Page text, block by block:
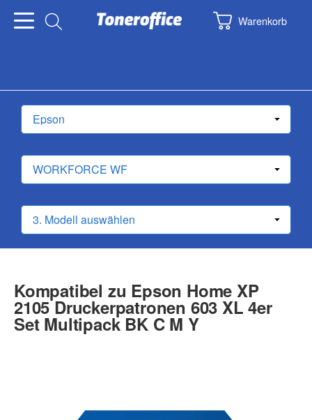
Warenkorb
Kompatibel zu Epson Home XP
2105 Druckerpatronen 603 XL 4er
Set Multipack BK C M Y